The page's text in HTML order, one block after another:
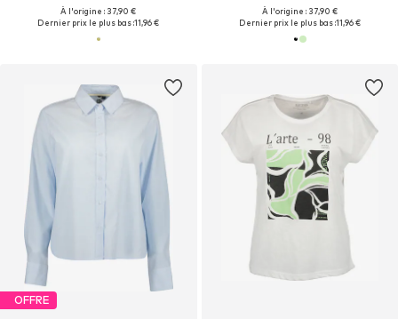
À l'origine : 37,90 €
Dernier prix le plus bas :11,96 €
À l'origine : 37,90 €
Dernier prix le plus bas :11,96 €
OFFRE